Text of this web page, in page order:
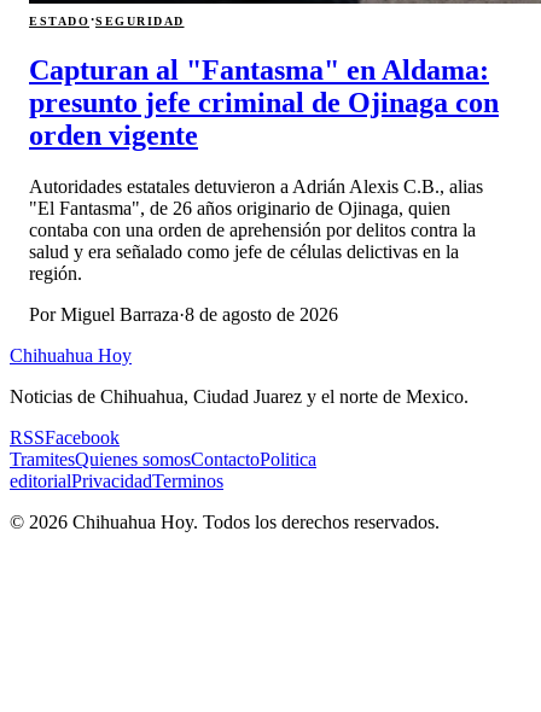
ESTADO·SEGURIDAD
Capturan al "Fantasma" en Aldama:
presunto jefe criminal de Ojinaga con
orden vigente
Autoridades estatales detuvieron a Adrián Alexis C.B., alias
"El Fantasma", de 26 años originario de Ojinaga, quien
contaba con una orden de aprehensión por delitos contra la
salud y era señalado como jefe de células delictivas en la
región.
PorMiguel Barraza·8 de agosto de 2026
Chihuahua Hoy
Noticias de Chihuahua, Ciudad Juarez y el norte de Mexico.
RSSFacebook
TramitesQuienes somosContactoPolitica
editorialPrivacidadTerminos
© 2026 Chihuahua Hoy. Todos los derechos reservados.